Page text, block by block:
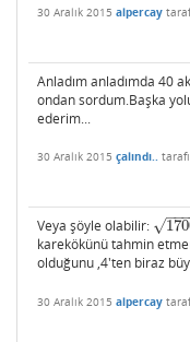
30 Aralık 2015 alpercay
Anladım anladımda 40
ondan sordum.Başka
ederim...
30 Aralık 2015 çalındı..
Veya şöyle olabilir: −−
√
1700=
karekökünü tahmin
olduğunu ,4'ten biraz
30 Aralık 2015 alpercay